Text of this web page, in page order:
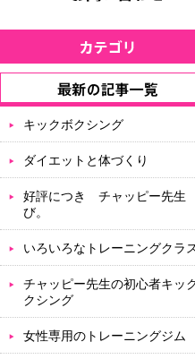
キックボクシング
ダイエットと体づくり
好評につき チャッピー先
び。
いろいろなトレーニングクラ
チャッピー先生の初心者キッ
クシング
女性専用のトレーニングジム